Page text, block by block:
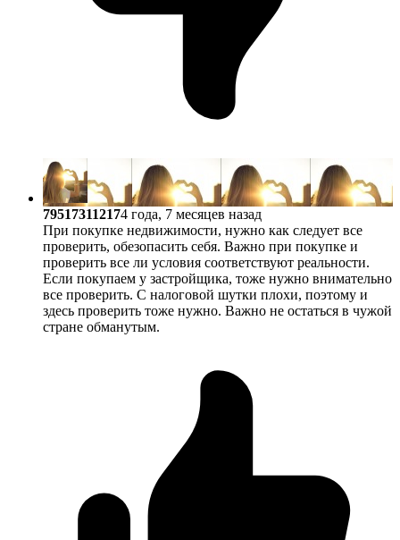
795173112174 года, 7 месяцев назад
При покупке недвижимости, нужно как следует все
проверить, обезопасить себя. Важно при покупке и
проверить все ли условия соответствуют реальности.
Если покупаем у застройщика, тоже нужно внимательно
все проверить. С налоговой шутки плохи, поэтому и
здесь проверить тоже нужно. Важно не остаться в чужой
стране обманутым.